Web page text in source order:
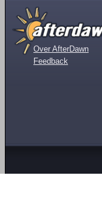
Over AfterDawn
Feedback